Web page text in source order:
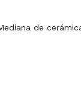
de